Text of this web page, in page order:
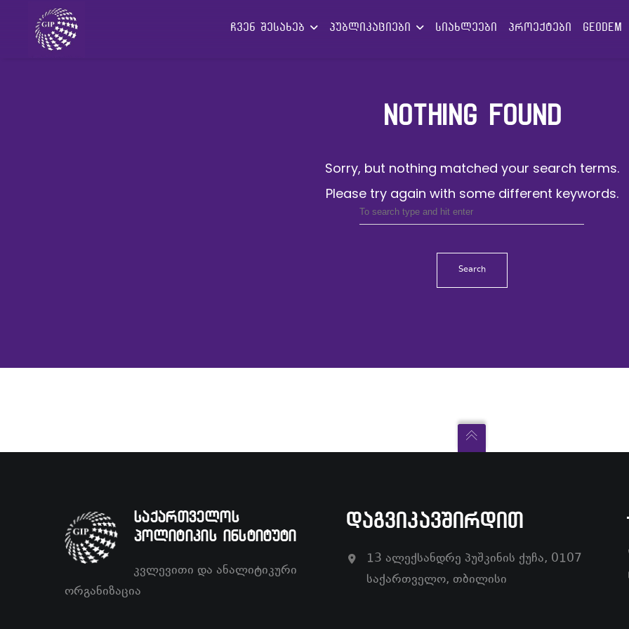
ჩვენ შესახებ პუბლიკაციები სიახლეები პროექტები GEODEM
NOTHING FOUND
Sorry, but nothing matched your search terms.
Please try again with some different keywords.
Search
საქართველოს
პოლიტიკის ინსტიტუტი
კვლევითი და ანალიტიკური
ორგანიზაცია
ᲓᲐᲒᲕᲘᲙᲐᲕᲨᲘᲠᲓᲘᲗ
13 ალექსანდრე პუშკინის ქუჩა, 0107
საქართველო, თბილისი